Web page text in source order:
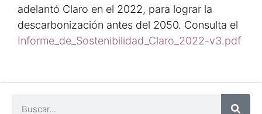
adelantó Claro en el 2022, para lograr la
descarbonización antes del 2050. Consulta el
Informe_de_Sostenibilidad_Claro_2022-v3.pdf